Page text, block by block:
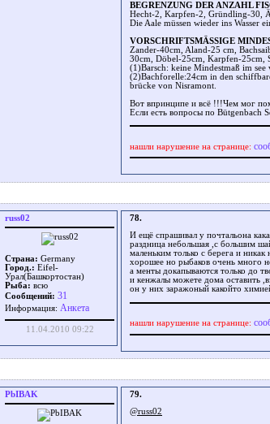
BEGRENZUNG DER ANZAHL
Hecht-2, Karpfen-2, Gründling-30,
Die Aale müssen wieder ins Wasser
VORSCHRIFTSMÄSSIGE
Zander-40cm, Aland-25 cm,
30cm, Döbel-25cm, Karpfen-25cm,
(1)Barsch: keine Mindestmaß im
(2)Bachforelle:24cm in den
brücke von Nisramont.
Вот впринципе и всё !!!Чем мог
Если есть вопросы по Bütgenbach
нашли нарушение на странице:
russ02
Страна: Germany
Город.: Eifel-
Урал(Башкортостан)
Рыба: всю
Сообщений: 31
Информация: Aнкета
11.04.2010 09:22
78.
И ещё спрашивал у почтальона
раздница небольшая ,с большим
маленьким только с берега и
хорошее но рыбаков очень много
а менты докапываются только до
и кенжалы можете дома оставить
он у них заражоный какойто
нашли нарушение на странице:
PbIBAK
79.
@russ02